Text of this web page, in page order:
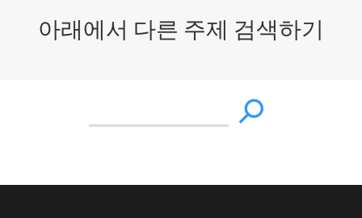
아래에서 다른 주제 검색하기